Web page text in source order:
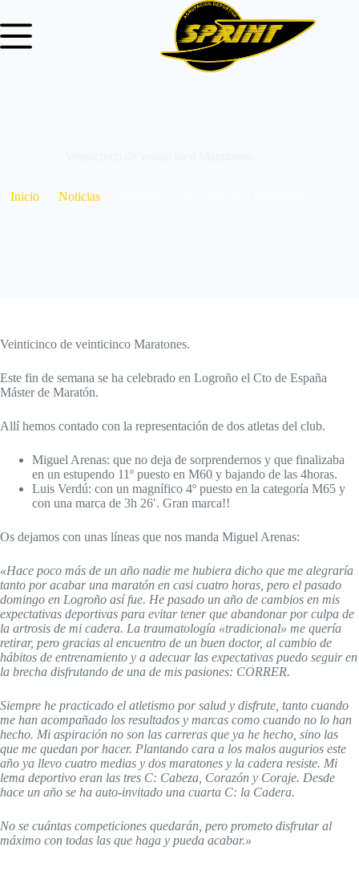
Inicio Noticias
Veinticinco de veinticinco Maratones.
Este fin de semana se ha celebrado en Logroño el Cto de España
Máster de Maratón.
Allí hemos contado con la representación de dos atletas del club.
Miguel Arenas: que no deja de sorprendernos y que finalizaba
en un estupendo 11º puesto en M60 y bajando de las 4horas.
Luis Verdú: con un magnífico 4º puesto en la categoría M65 y
con una marca de 3h 26′. Gran marca!!
Os dejamos con unas líneas que nos manda Miguel Arenas:
«Hace poco más de un año nadie me hubiera dicho que me alegraría
tanto por acabar una maratón en casi cuatro horas, pero el pasado
domingo en Logroño así fue. He pasado un año de cambios en mis
expectativas deportivas para evitar tener que abandonar por culpa de
la artrosis de mi cadera. La traumatología «tradicional» me quería
retirar, pero gracias al encuentro de un buen doctor, al cambio de
hábitos de entrenamiento y a adecuar las expectativas puedo seguir en
la brecha disfrutando de una de mis pasiones: CORRER.
Siempre he practicado el atletismo por salud y disfrute, tanto cuando
me han acompañado los resultados y marcas como cuando no lo han
hecho. Mi aspiración no son las carreras que ya he hecho, sino las
que me quedan por hacer. Plantando cara a los malos augurios este
año ya llevo cuatro medias y dos maratones y la cadera resiste. Mi
lema deportivo eran las tres C: Cabeza, Corazón y Coraje. Desde
hace un año se ha auto-invitado una cuarta C: la Cadera.
No se cuántas competiciones quedarán, pero prometo disfrutar al
máximo con todas las que haga y pueda acabar.»